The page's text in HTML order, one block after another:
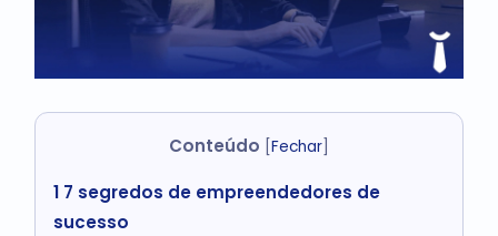
Conteúdo [Fechar]
17 segredos de empreendedores de
sucesso